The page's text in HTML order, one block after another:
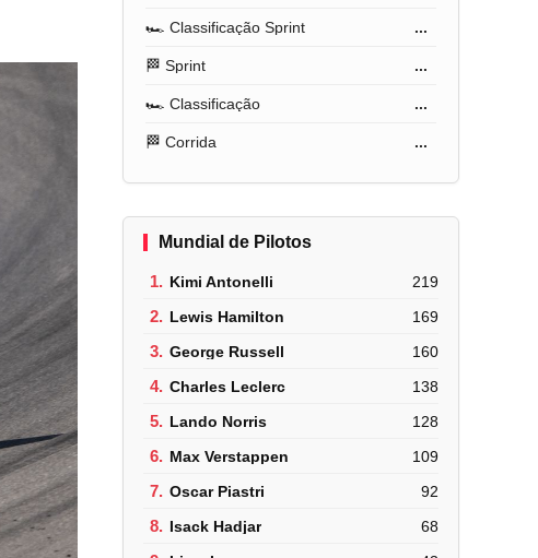
🏎️ Classificação Sprint ...
🏁 Sprint ...
🏎️ Classificação ...
🏁 Corrida ...
Mundial de Pilotos
1. Kimi Antonelli 219
2. Lewis Hamilton 169
3. George Russell 160
4. Charles Leclerc 138
5. Lando Norris 128
6. Max Verstappen 109
7. Oscar Piastri 92
8. Isack Hadjar 68